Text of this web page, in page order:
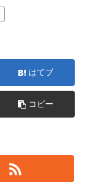
はてブ
コピー